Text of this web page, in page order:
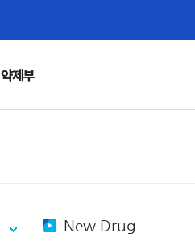
약제부
New Drug